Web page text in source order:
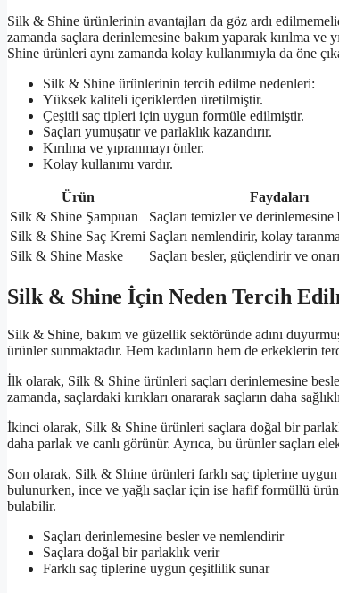
Silk & Shine ürünlerinin avantajları da göz ardı
zamanda saçlara derinlemesine bakım yaparak kırılma ve
Shine ürünleri aynı zamanda kolay kullanımıyla da öne
Silk & Shine ürünlerinin tercih edilme nedenleri:
Yüksek kaliteli içeriklerden üretilmiştir.
Çeşitli saç tipleri için uygun formüle edilmiştir.
Saçları yumuşatır ve parlaklık kazandırır.
Kırılma ve yıpranmayı önler.
Kolay kullanımı vardır.
Ürün
Faydaları
Silk & Shine Şampuan
Saçları temizler ve derinlemesine
Silk & Shine Saç Kremi Saçları nemlendirir, kolay
Silk & Shine Maske
Saçları besler, güçlendirir ve
Silk & Shine İçin Neden Tercih
Silk & Shine, bakım ve güzellik sektöründe adını
ürünler sunmaktadır. Hem kadınların hem de erkeklerin
İlk olarak, Silk & Shine ürünleri saçları derinlemesine
zamanda, saçlardaki kırıkları onararak saçların daha
İkinci olarak, Silk & Shine ürünleri saçlara doğal bir
daha parlak ve canlı görünür. Ayrıca, bu ürünler saçları
Son olarak, Silk & Shine ürünleri farklı saç tiplerine
bulunurken, ince ve yağlı saçlar için ise hafif formüllü
bulabilir.
Saçları derinlemesine besler ve nemlendirir
Saçlara doğal bir parlaklık verir
Farklı saç tiplerine uygun çeşitlilik sunar